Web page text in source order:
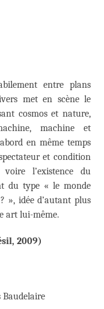
entre plans
met en scène le
cosmos et nature,
machine et
en même temps
et condition
voire l’existence du
du type « le monde
», idée d’autant plus
art lui-même.
2009)
Baudelaire